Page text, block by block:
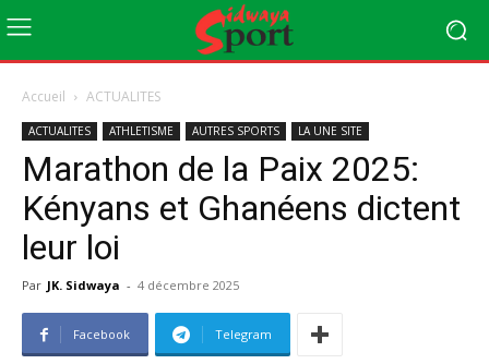
Accueil ACTUALITES
ACTUALITES ATHLETISME AUTRES SPORTS LA UNE SITE
Marathon de la Paix 2025:
Kényans et Ghanéens dictent
leur loi
Par JK. Sidwaya - 4 décembre 2025
Facebook Telegram